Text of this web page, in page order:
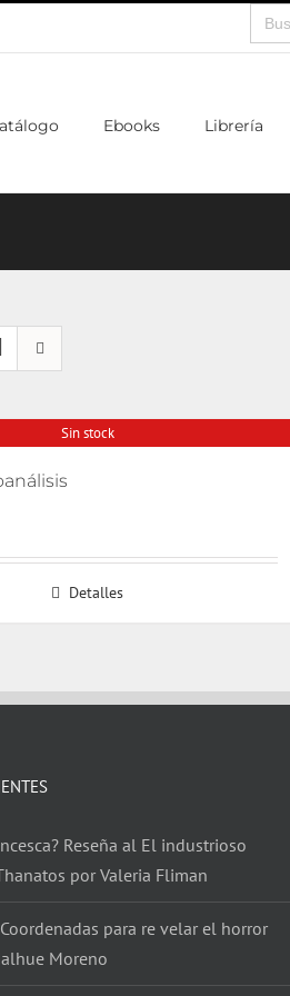
Buscar:
Ebooks Librería
Sin stock
Detalles
Reseña al El industrioso
por Valeria Fliman
para re velar el horror
Moreno